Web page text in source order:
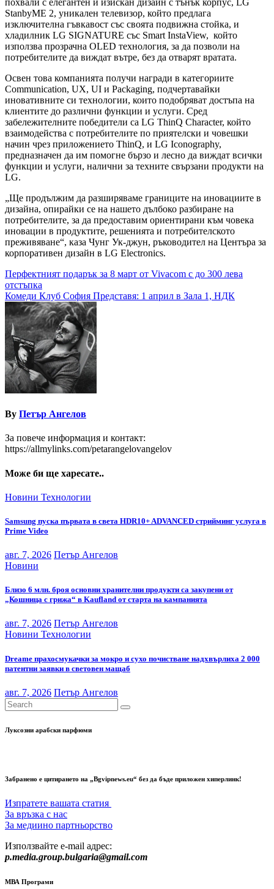
StanbyME 2, уникален телевизор, който предлага
изключителна гъвкавост със своята подвижна стойка, и
хладилник LG SIGNATURE със Smart InstaView, който
използва прозрачна OLED технология, за да позволи на
потребителите да виждат вътре, без да отварят вратата.
Освен това компанията получи награди в категориите
Communication, UX, UI и Packaging, подчертавайки
иновативните си технологии, които подобряват достъпа на
клиентите до различни функции и услуги. Сред
забележителните победители са LG ThinQ Character, който
взаимодейства с потребителите по приятелски и човешки
начин чрез приложението ThinQ, и LG Iconography,
предназначен да им помогне бързо и лесно да виждат всички
функции и услуги, налични за техните свързани продукти на
LG.
„Ще продължим да разширяваме границите на иновациите в
дизайна, опирайки се на нашето дълбоко разбиране на
потребителите, за да предоставим ориентирани към човека
иновации в продуктите, решенията и потребителското
преживяване“, каза Чунг Ук-джун, ръководител на Центъра за
корпоративен дизайн в LG Electronics.
Навигация
Перфектният подарък за 8 март от Vivacom с до 300 лева
отстъпка
Комеди Клуб София Представя: 1 април в Зала 1, НДК
By Петър Ангелов
За повече информация и контакт:
https://allmylinks.com/petarangelovangelov
Може би ще харесате..
Новини Технологии
Samsung пуска първата в света HDR10+ ADVANCED стрийминг услуга в
Prime Video
авг. 7, 2026 Петър Ангелов
Новини
Близо 6 млн. броя основни хранителни продукти са закупени от
„Кошница с грижа“ в Kaufland от старта на кампанията
авг. 7, 2026 Петър Ангелов
Новини Технологии
Dreame прахосмукачки за мокро и сухо почистване надхвърлиха 2 000
патентни заявки в световен мащаб
авг. 7, 2026 Петър Ангелов
Луксозни арабски парфюми
Забранено е цитирането на „Bgvipnews.eu“ без да бъде приложен хиперлинк!
Изпратете вашата статия
За връзка с нас
За медиино партньорство
Използвайте e-mail адрес:
p.media.group.bulgaria@gmail.com
МВА Програми